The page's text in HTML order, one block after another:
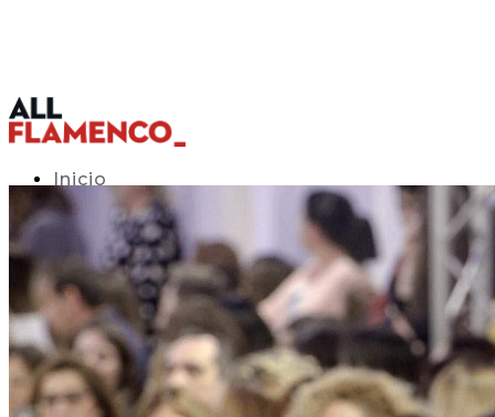
Inicio
Programación TV
Acceso APP
Blog
▾